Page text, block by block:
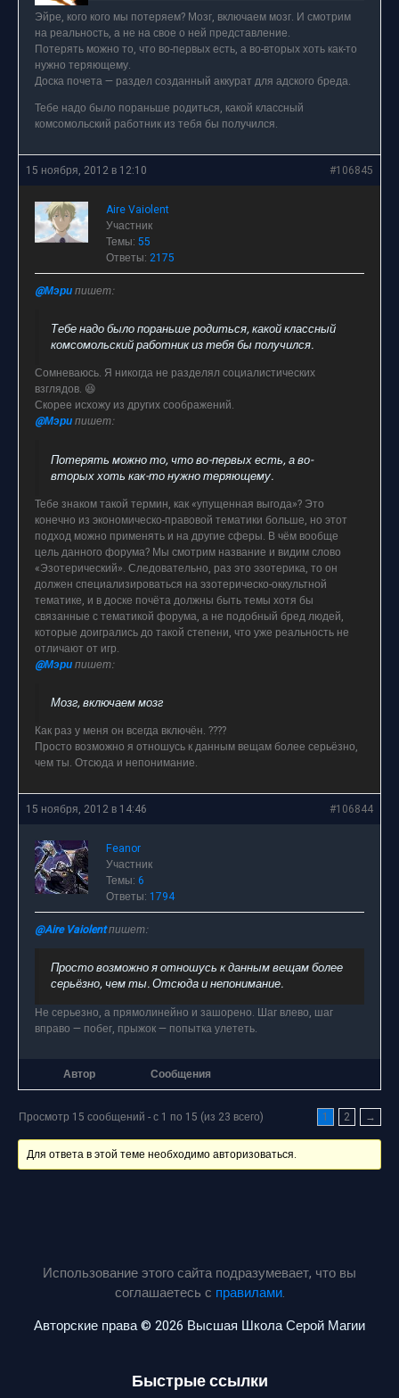
Эйре, кого кого мы потеряем? Мозг, включаем мозг. И смотрим
на реальность, а не на свое о ней представление.
Потерять можно то, что во-первых есть, а во-вторых хоть как-то
нужно теряющему.
Доска почета — раздел созданный аккурат для адского бреда.
Тебе надо было пораньше родиться, какой классный
комсомольский работник из тебя бы получился.
15 ноября, 2012 в 12:10 #106845
Aire Vaiolent
Участник
Темы: 55
Ответы: 2175
@Мэрипишет:
Тебе надо было пораньше родиться, какой классный
комсомольский работник из тебя бы получился.
Сомневаюсь. Я никогда не разделял социалистических
взглядов. 😆
Скорее исхожу из других соображений.
@Мэрипишет:
Потерять можно то, что во-первых есть, а во-
вторых хоть как-то нужно теряющему.
Тебе знаком такой термин, как «упущенная выгода»? Это
конечно из экономическо-правовой тематики больше, но этот
подход можно применять и на другие сферы. В чём вообще
цель данного форума? Мы смотрим название и видим слово
«Эзотерический». Следовательно, раз это эзотерика, то он
должен специализироваться на эзотерическо-оккультной
тематике, и в доске почёта должны быть темы хотя бы
связанные с тематикой форума, а не подобный бред людей,
которые доигрались до такой степени, что уже реальность не
отличают от игр.
@Мэрипишет:
Мозг, включаем мозг
Как раз у меня он всегда включён. ????
Просто возможно я отношусь к данным вещам более серьёзно,
чем ты. Отсюда и непонимание.
15 ноября, 2012 в 14:46 #106844
Feanor
Участник
Темы: 6
Ответы: 1794
@Aire Vaiolentпишет:
Просто возможно я отношусь к данным вещам более
серьёзно, чем ты. Отсюда и непонимание.
Не серьезно, а прямолинейно и зашорено. Шаг влево, шаг
вправо — побег, прыжок — попытка улететь.
Автор Сообщения
Просмотр 15 сообщений - с 1 по 15 (из 23 всего) 1 2 →
Для ответа в этой теме необходимо авторизоваться.
Использование этого сайта подразумевает, что вы
соглашаетесь с правилами.
Авторские права © 2026 Высшая Школа Серой Магии
Быстрые ссылки